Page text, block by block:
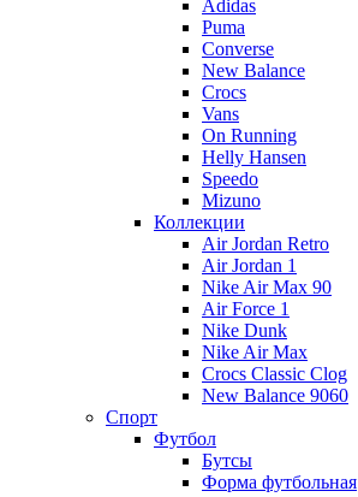
Adidas
Puma
Converse
New Balance
Crocs
Vans
On Running
Helly Hansen
Speedo
Mizuno
Коллекции
Air Jordan Retro
Air Jordan 1
Nike Air Max 90
Air Force 1
Nike Dunk
Nike Air Max
Crocs Classic Clog
New Balance 9060
Спорт
Футбол
Бутсы
Форма футбольная